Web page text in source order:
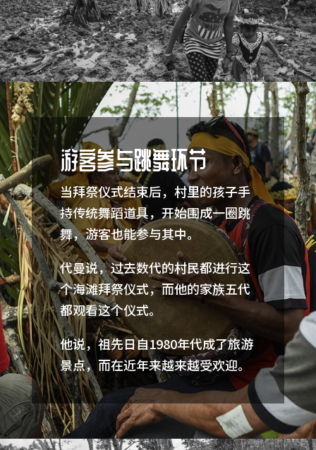
游客参与跳舞环节
当拜祭仪式结束后，村里的孩子手
持传统舞蹈道具，开始围成一圈跳
舞，游客也能参与其中。
代曼说，过去数代的村民都进行这
个海滩拜祭仪式，而他的家族五代
都观看这个仪式。
他说，祖先日自1980年代成了旅游
景点，而在近年来越来越受欢迎。